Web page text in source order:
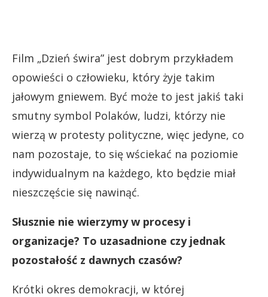
Film „Dzień świra” jest dobrym przykładem
opowieści o człowieku, który żyje takim
jałowym gniewem. Być może to jest jakiś taki
smutny symbol Polaków, ludzi, którzy nie
wierzą w protesty polityczne, więc jedyne, co
nam pozostaje, to się wściekać na poziomie
indywidualnym na każdego, kto będzie miał
nieszczęście się nawinąć.
Słusznie nie wierzymy w procesy i
organizacje? To uzasadnione czy jednak
pozostałość z dawnych czasów?
Krótki okres demokracji, w której